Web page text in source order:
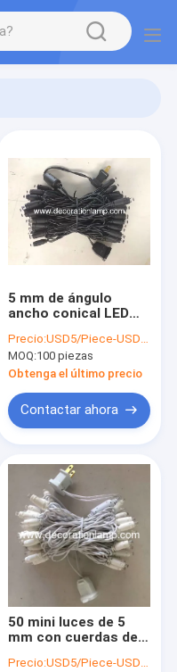
5 mm de ángulo
ancho conical LED
Precio:USD5/Piece-USD10/Piece
MOQ:100 piezas
Obtenga el último precio
Contactar ahora
50 mini luces de 5
mm con cuerdas de
Precio:USD5/Piece-USD10/Piece